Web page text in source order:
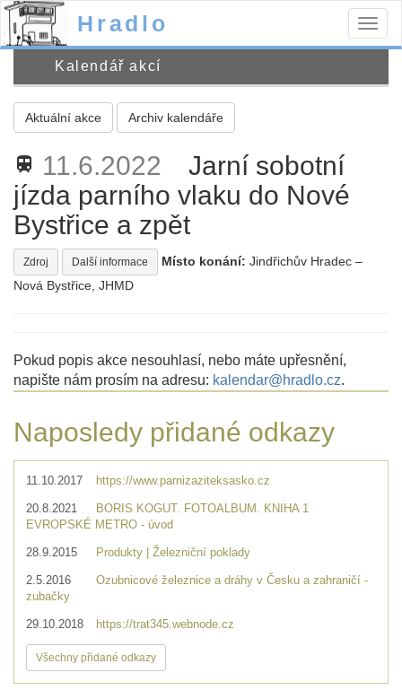
Hradlo
Kalendář akcí
Aktuální akce Archiv kalendáře
train 11.6.2022
Jarní sobotní
jízda parního vlaku do Nové
Bystřice a zpět
Zdroj Další informace Místo konání: Jindřichův Hradec –
Nová Bystřice, JHMD
Pokud popis akce nesouhlasí, nebo máte upřesnění,
napište nám prosím na adresu: kalendar@hradlo.cz.
Naposledy přidané odkazy
11.10.2017 https://www.parnizaziteksasko.cz
20.8.2021
BORIS KOGUT. FOTOALBUM. KNIHA 1
EVROPSKÉ METRO - úvod
28.9.2015 Produkty | Železniční poklady
2.5.2016
Ozubnicové železnice a dráhy v Česku a zahraničí -
zubačky
29.10.2018 https://trat345.webnode.cz
Všechny přidané odkazy